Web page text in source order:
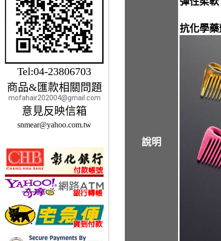
Tel:04-23806703
商品&匯款相關問題
mofahair202004@gmail.com
意見反映信箱
snmear@yahoo.com.tw
說明
抗化學